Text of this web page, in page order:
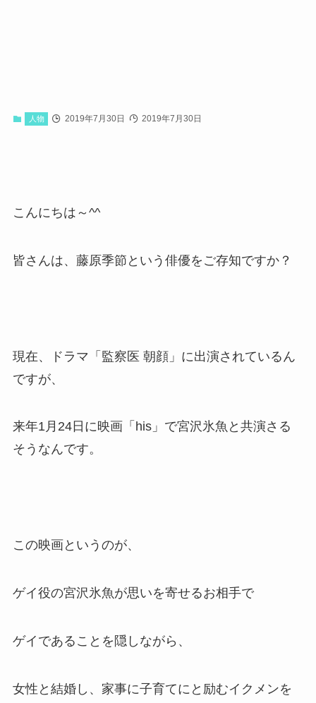
人物 2019年7月30日 2019年7月30日
こんにちは～^^
皆さんは、藤原季節という俳優をご存知ですか？
現在、ドラマ「監察医 朝顔」に出演されているん
ですが、
来年1月24日に映画「his」で宮沢氷魚と共演さる
そうなんです。
この映画というのが、
ゲイ役の宮沢氷魚が思いを寄せるお相手で
ゲイであることを隠しながら、
女性と結婚し、家事に子育てにと励むイクメンを